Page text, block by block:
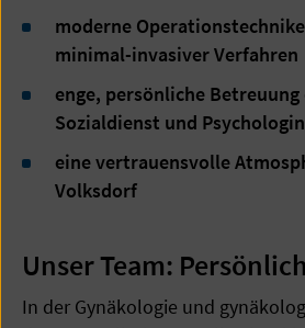
moderne
minimal-invasiver Verfahren
enge, persönliche Betreuung
Sozialdienst und
eine vertrauensvolle
Volksdorf
Unser Team:
In der Gynäkologie und